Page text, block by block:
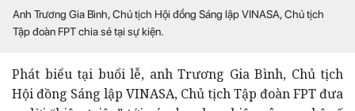
Anh Trương Gia Bình, Chủ tịch Hội đồng Sáng lập VINASA, Chủ tịch
Tập đoàn FPT chia sẻ tại sự kiện.
Phát biểu tại buổi lễ, anh Trương Gia Bình, Chủ tịch
Hội đồng Sáng lập VINASA, Chủ tịch Tập đoàn FPT đưa